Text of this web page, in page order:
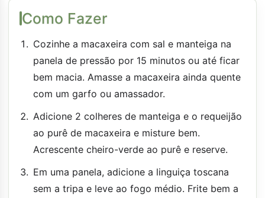
Como Fazer
Cozinhe a macaxeira com sal e manteiga na
panela de pressão por 15 minutos ou até ficar
bem macia. Amasse a macaxeira ainda quente
com um garfo ou amassador.
Adicione 2 colheres de manteiga e o requeijão
ao purê de macaxeira e misture bem.
Acrescente cheiro-verde ao purê e reserve.
Em uma panela, adicione a linguiça toscana
sem a tripa e leve ao fogo médio. Frite bem a